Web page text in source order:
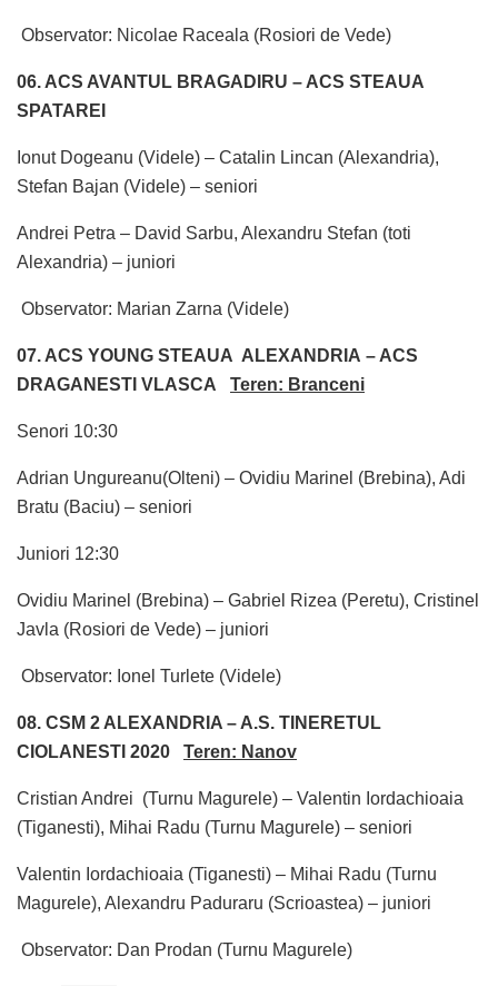
Observator: Nicolae Raceala (Rosiori de Vede)
06. ACS AVANTUL BRAGADIRU – ACS STEAUA
SPATAREI
Ionut Dogeanu (Videle) – Catalin Lincan (Alexandria),
Stefan Bajan (Videle) – seniori
Andrei Petra – David Sarbu, Alexandru Stefan (toti
Alexandria) – juniori
Observator: Marian Zarna (Videle)
07. ACS YOUNG STEAUA ALEXANDRIA – ACS
DRAGANESTI VLASCA Teren: Branceni
Senori 10:30
Adrian Ungureanu(Olteni) – Ovidiu Marinel (Brebina), Adi
Bratu (Baciu) – seniori
Juniori 12:30
Ovidiu Marinel (Brebina) – Gabriel Rizea (Peretu), Cristinel
Javla (Rosiori de Vede) – juniori
Observator: Ionel Turlete (Videle)
08. CSM 2 ALEXANDRIA – A.S. TINERETUL
CIOLANESTI 2020 Teren: Nanov
Cristian Andrei (Turnu Magurele) – Valentin Iordachioaia
(Tiganesti), Mihai Radu (Turnu Magurele) – seniori
Valentin Iordachioaia (Tiganesti) – Mihai Radu (Turnu
Magurele), Alexandru Paduraru (Scrioastea) – juniori
Observator: Dan Prodan (Turnu Magurele)